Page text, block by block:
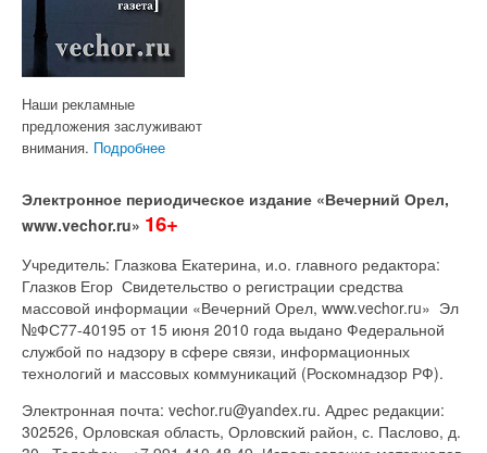
Наши рекламные
предложения заслуживают
внимания. Подробнее
Электронное периодическое издание «Вечерний Орел,
www.vechor.ru» 16+
Учредитель: Глазкова Екатерина, и.о. главного редактора:
Глазков Егор Свидетельство о регистрации средства
массовой информации «Вечерний Орел, www.vechor.ru» Эл
№ФС77-40195 от 15 июня 2010 года выдано Федеральной
службой по надзору в сфере связи, информационных
технологий и массовых коммуникаций (Роскомнадзор РФ).
Электронная почта: vechor.ru@yandex.ru. Адрес редакции:
302526, Орловская область, Орловский район, с. Паслово, д.